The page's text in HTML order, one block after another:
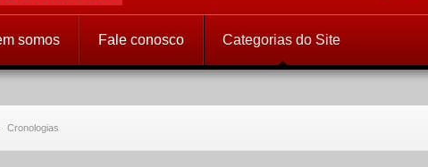
somos Fale conosco Categorias do Site
Cronologias